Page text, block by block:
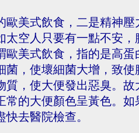
美式飲食，二是精神
空人只要有一點不安
美式飲食，指的是高
，使壞細菌大增，致
，使大便發出惡臭。
的大便顏色呈黃色。
去醫院檢查。